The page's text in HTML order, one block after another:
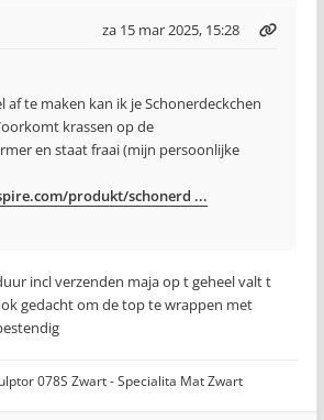
za 15 mar 2025, 15:28
af te maken kan ik je Schonerdeckchen
krassen op de
en staat fraai (mijn persoonlijke
produkt/schonerd ...
incl verzenden maja op t geheel valt t
gedacht om de top te wrappen met
078S Zwart - Specialita Mat Zwart